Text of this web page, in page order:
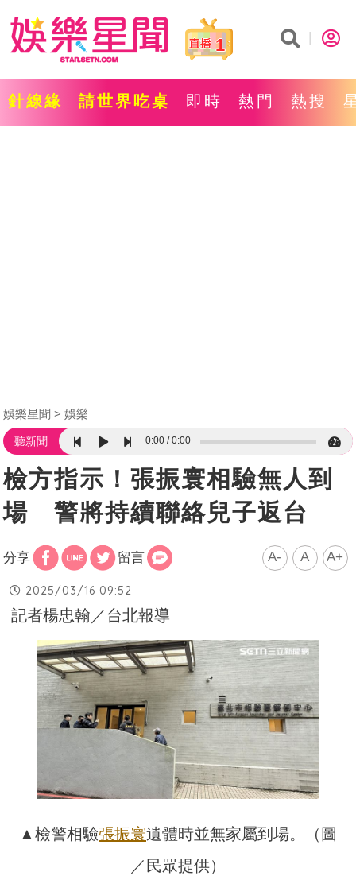
1
針線緣 請世界吃桌 即時 熱門 熱搜
娛樂星聞 娛樂
聽新聞 0:00 0:00
檢方指示！張振寰相驗無人到
場 警將持續聯絡兒子返台
分享 留言 A- A A+
2025/03/16 09:52
記者楊忠翰／台北報導
▲檢警相驗張振寰遺體時並無家屬到場。（圖
／民眾提供）